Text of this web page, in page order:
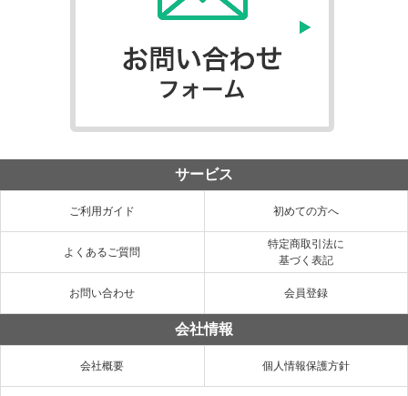
サービス
ご利用ガイド 初めての方へ
よくあるご質問
特定商取引法に
基づく表記
お問い合わせ 会員登録
会社情報
会社概要 個人情報保護方針